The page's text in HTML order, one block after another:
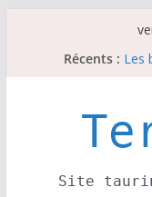
Récents : Les
Les
Site